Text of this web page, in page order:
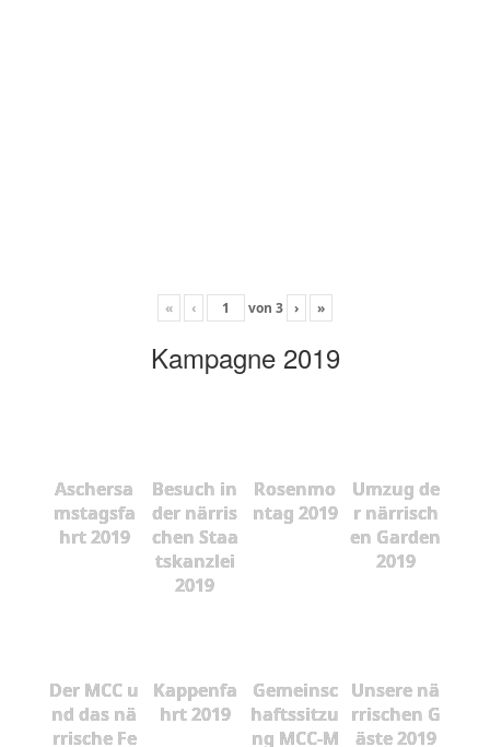
« ‹ von 3 › »
Kampagne 2019
Aschersa
mstagsfa
hrt 2019
Besuch in
der närris
chen Staa
tskanzlei
2019
Rosenmo
ntag 2019
Umzug de
r närrisch
en Garden
2019
Der MCC u
nd das nä
rrische Fe
Kappenfa
hrt 2019
Gemeinsc
haftssitzu
ng MCC-M
Unsere nä
rrischen G
äste 2019